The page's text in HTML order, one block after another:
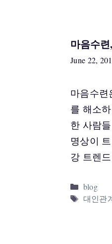
마음수
June 22,
마음수련
를 해소
한 사람
명상이
강 트렌
Categories
blog
Tags
대인관